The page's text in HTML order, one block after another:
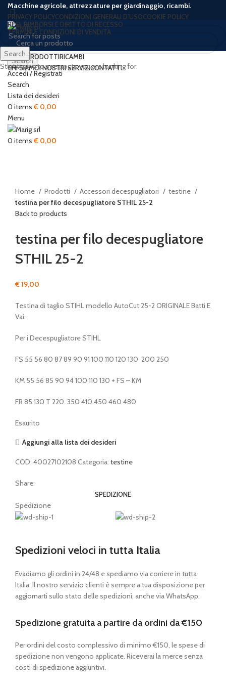
Macchine agricole, attrezzature per giardinaggio, ricambi.
PRIVACY POLICYCONDIZIONI GENERALI D’USOCOOKIE POLICY
RESI, RIMBORSI E DIRITTO DI RECESSO
TERMINI E CONDIZIONI DI VENDITA
Search
Accedi / Registrati
Search
Lista dei desideri
0 items € 0,00
Menu
0 items € 0,00
HOME PRODOTTIRICAMBI
CHI SIAMOI NOSTRI SERVIZICONTATTI
Sold out
Click to enlarge
Home Prodotti Accessori decespugliatori
testine
testina per filo decespugliatore STHIL 25-2
Back to products
testina per filo decespugliatore
STHIL 25-2
€19,00
Testina di taglio STIHL modello AutoCut 25-2 ORIGINALE Batti E
Vai.
Per i Decespugliatore STIHL
FS 55 56 80 87 89 90 91 100 110 120 130 200 250
KM 55 56 85 90 94 100 110 130 + FS – KM
FR 85 130 T 220 350 410 450 460 480
Esaurito
Aggiungi alla lista dei desideri
COD: 40027102108 Categoria: testine
Share:
SPEDIZIONE
Spedizione
Spedizioni veloci in tutta Italia
Evadiamo gli ordini in 24/48 e spediamo via corriere in tutta
Italia. Il nostro servizio clienti è sempre a tua disposizione per
aggiornarti sullo stato delle spedizioni, anche via WhatsApp.
Spedizione gratuita a partire da ordini da €150
Per ordini del costo complessivo di minimo €150, le spese di
spedizione non vengono applicate. Riceverai la merce senza
costi di spedizione aggiuntivi.
Search
Start typing to see posts you are looking for.